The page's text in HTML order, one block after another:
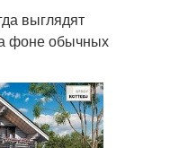
выглядят
фоне обычных